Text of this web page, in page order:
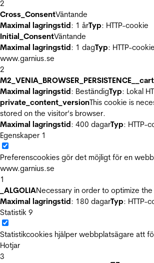
2
Cross_ConsentVäntande
Maximal lagringstid: 1 årTyp: HTTP-cookie
Initial_ConsentVäntande
Maximal lagringstid: 1 dagTyp: HTTP-cookie
www.garnius.se
2
Maximal lagringstid: BeständigTyp: Lokal
private_content_versionThis cookie is
stored on the visitor’s browser.
Maximal lagringstid: 400 dagarTyp: HTTP-
Egenskaper 1
Preferenscookies gör det möjligt för en
www.garnius.se
1
_ALGOLIANecessary in order to optimize
Maximal lagringstid: 180 dagarTyp: HTTP-
Statistik 9
Statistikcookies hjälper webbplatsägare att
Hotjar
3